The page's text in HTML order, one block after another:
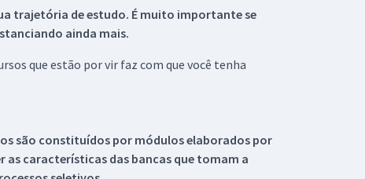
trajetória de estudo. É muito importante se
ainda mais.
que estão por vir faz com que você tenha
são constituídos por módulos elaborados por
características das bancas que tomam a